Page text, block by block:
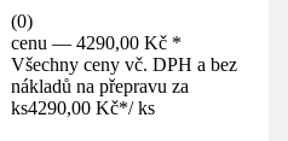
(0)
cenu — 4290,00 Kč *
Všechny ceny vč. DPH a bez
nákladů na přepravu za
ks4290,00 Kč*/ ks